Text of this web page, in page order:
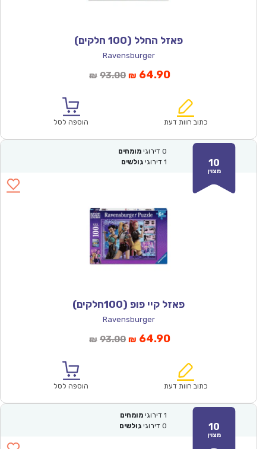
פאזל החלל (100 חלקים)
Ravensburger
₪ 93.00המחיר
₪93.00.
₪ 64.90המחיר
הוא:
כתוב חוות דעת הוספה לסל
10
מצוין
0 דירוגי מומחים
1 דירוגי גולשים
פאזל קיי פופ (100חלקים)
Ravensburger
₪ 93.00המחיר
₪93.00.
₪ 64.90המחיר
הוא:
כתוב חוות דעת הוספה לסל
10
מצוין
1 דירוגי מומחים
0 דירוגי גולשים